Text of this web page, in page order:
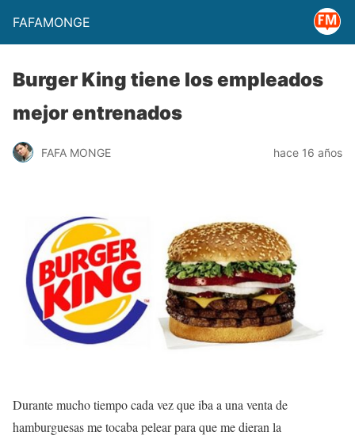
FAFAMONGE
Burger King tiene los empleados
mejor entrenados
FAFA MONGE hace 16 años
Durante mucho tiempo cada vez que iba a una venta de
hamburguesas me tocaba pelear para que me dieran la